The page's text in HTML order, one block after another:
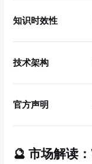
知识时效性
技术架构
官方声明
🔮 市场解读